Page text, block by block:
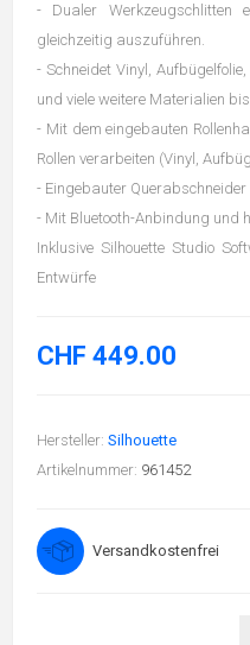
- Dualer Werkzeugschlitten
gleichzeitig auszuführen.
- Schneidet Vinyl,
und viele weitere Materialien
- Mit dem eingebauten
Rollen verarbeiten (Vinyl,
- Eingebauter Querabschneider
- Mit Bluetooth-Anbindung und
Inklusive Silhouette Studio
Entwürfe
CHF 449.00
Hersteller: Silhouette
Artikelnummer: 961452
Versandkostenfrei